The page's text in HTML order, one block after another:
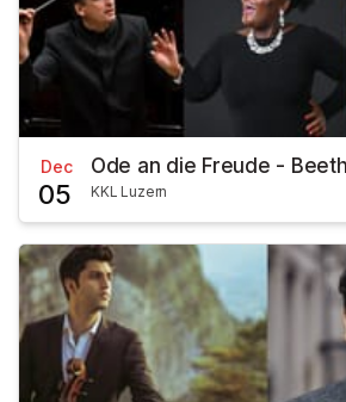
Dec
05
Ode an die Freude -
KKL Luzern